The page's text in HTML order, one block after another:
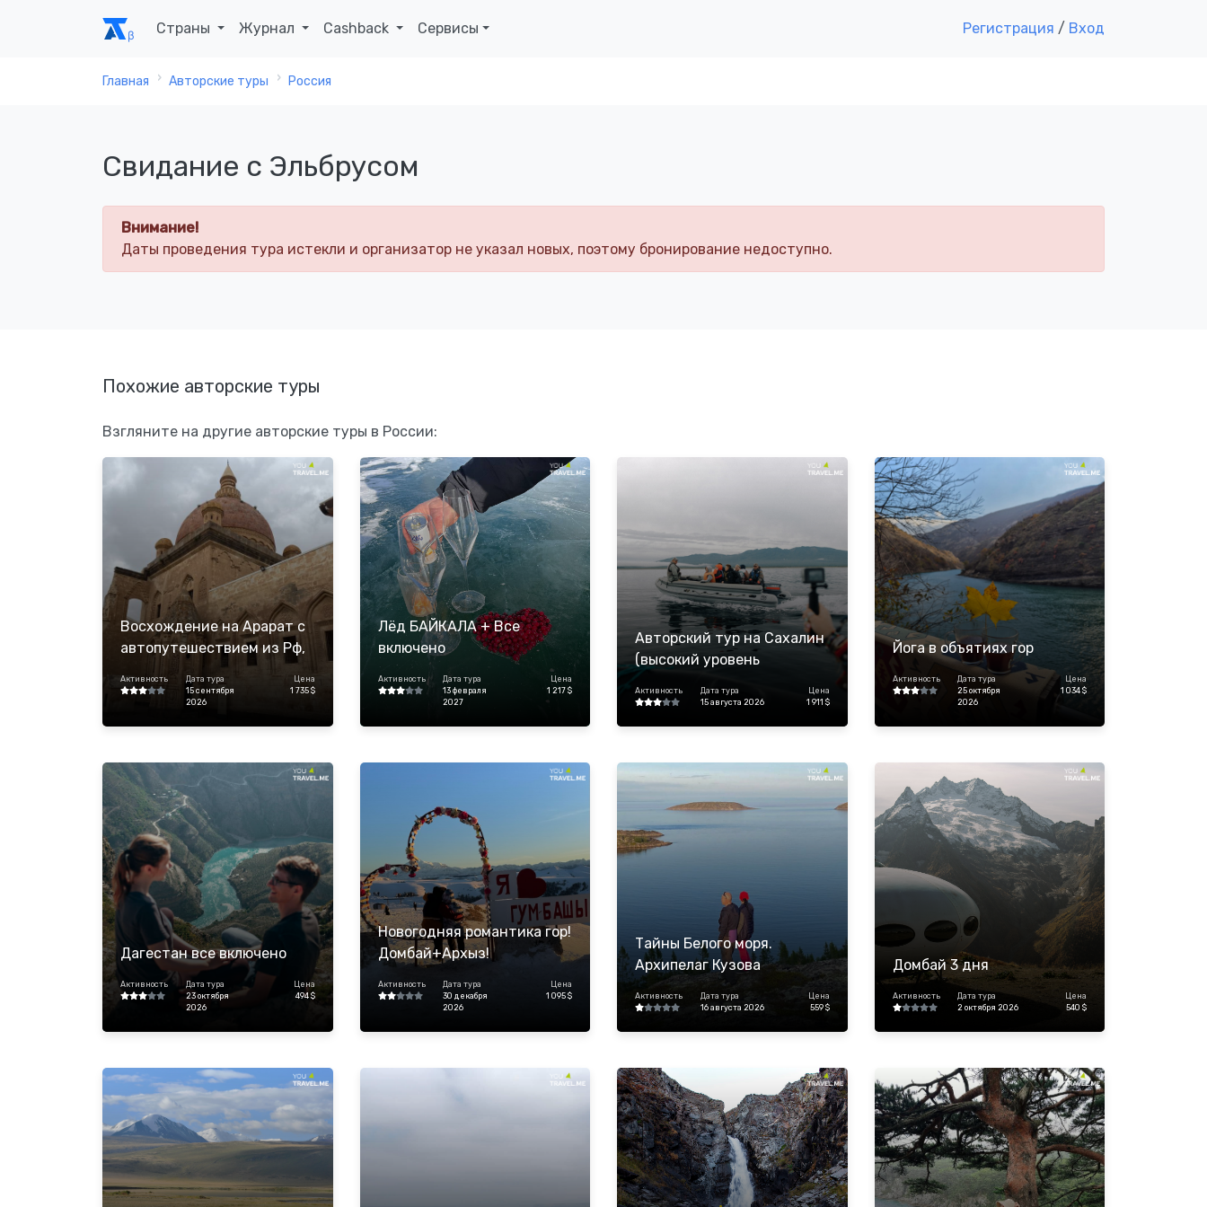
Страны Журнал Cashback Сервисы Регистрация / Вход
Главная Авторские туры Россия
Свидание с Эльбрусом
Внимание!
Даты проведения тура истекли и организатор не указал новых, поэтому бронирование недоступно.
Похожие авторские туры
Взгляните на другие авторские туры в России:
Восхождение на Арарат с
автопутешествием из Рф,
Активность
Дата тура
15 сентября
2026
Цена
1 735 $
Лёд БАЙКАЛА + Все
включено
Активность
Дата тура
13 февраля
2027
Цена
1 217 $
Авторский тур на Сахалин
(высокий уровень
Активность
Дата тура
15 августа 2026
Цена
1 911 $
Йога в объятиях гор
Активность
Дата тура
25 октября
2026
Цена
1 034 $
Дагестан все включено
Активность
Дата тура
23 октября
2026
Цена
494 $
Новогодняя романтика гор!
Домбай+Архыз!
Активность
Дата тура
30 декабря
2026
Цена
1 095 $
Тайны Белого моря.
Архипелаг Кузова
Активность
Дата тура
16 августа 2026
Цена
559 $
Домбай 3 дня
Активность
Дата тура
2 октября 2026
Цена
540 $